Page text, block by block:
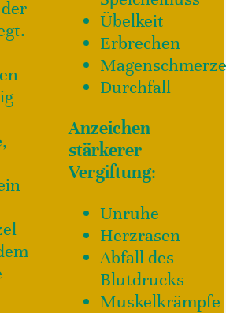
Übelkeit
Erbrechen
Durchfall
Anzeichen
stärkerer
Vergiftung:
Unruhe
Herzrasen
Abfall des
Blutdrucks
Muskelkrämpfe